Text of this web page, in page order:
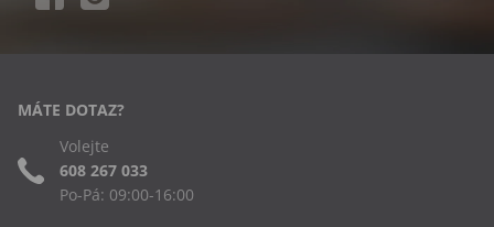
MÁTE DOTAZ?
Volejte
608 267 033
Po-Pá: 09:00-16:00